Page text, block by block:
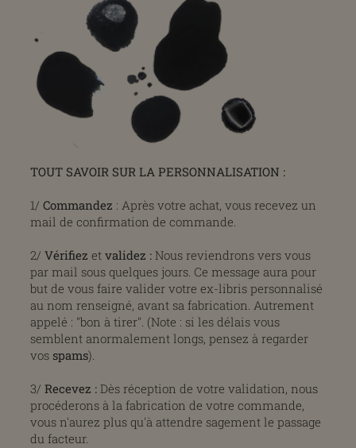
TOUT SAVOIR SUR LA PERSONNALISATION :
1/ Commandez : Après votre achat, vous recevez un
mail de confirmation de commande.
2/ Vérifiez etvalidez :Nous reviendrons vers vous
par mail sous quelques jours. Ce message aura pour
but de vous faire valider votre ex-libris personnalisé
au nom renseigné, avant sa fabrication. Autrement
appelé : "bon à tirer". (Note : si les délais vous
semblent anormalement longs, pensez à regarder
vos spams).
3/ Recevez :Dès réception de votre validation, nous
procéderons à la fabrication de votre commande,
vous n'aurez plus qu'à attendre sagement le passage
du facteur.